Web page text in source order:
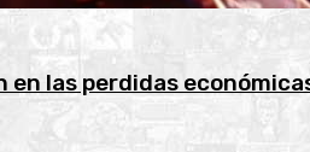
en las perdidas